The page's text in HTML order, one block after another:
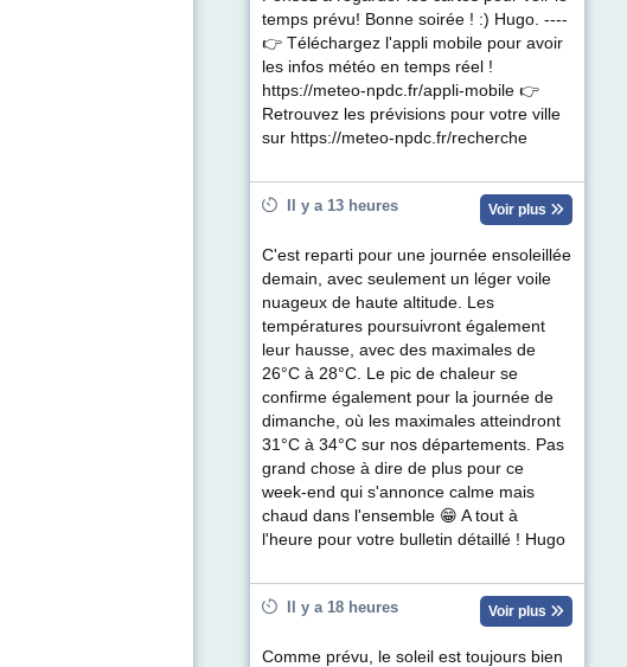
temps prévu! Bonne soirée ! :) Hugo. ----
👉 Téléchargez l'appli mobile pour avoir
les infos météo en temps réel !
https://meteo-npdc.fr/appli-mobile 👉
Retrouvez les prévisions pour votre ville
sur https://meteo-npdc.fr/recherche
Il y a 13 heures Voir plus
C'est reparti pour une journée ensoleillée
demain, avec seulement un léger voile
nuageux de haute altitude. Les
températures poursuivront également
leur hausse, avec des maximales de
26°C à 28°C. Le pic de chaleur se
confirme également pour la journée de
dimanche, où les maximales atteindront
31°C à 34°C sur nos départements. Pas
grand chose à dire de plus pour ce
week-end qui s'annonce calme mais
chaud dans l'ensemble 😁 A tout à
l'heure pour votre bulletin détaillé ! Hugo
Il y a 18 heures Voir plus
Comme prévu, le soleil est toujours bien